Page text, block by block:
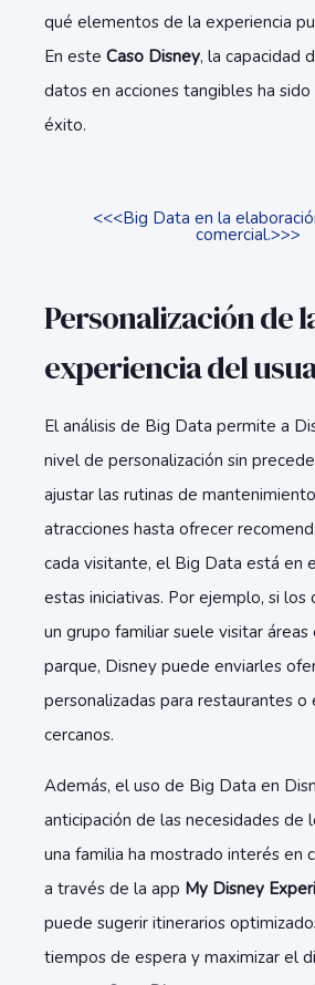
qué elementos de la experiencia
En este Caso Disney, la capacidad
datos en acciones tangibles ha sido
éxito.
<<<Big Data en la
comercial.>>>
Personalización de
experiencia del
El análisis de Big Data permite a
nivel de personalización sin
ajustar las rutinas de
atracciones hasta ofrecer
cada visitante, el Big Data está en
estas iniciativas. Por ejemplo, si los
un grupo familiar suele visitar
parque, Disney puede enviarles
personalizadas para restaurantes o
cercanos.
Además, el uso de Big Data en
anticipación de las necesidades de
una familia ha mostrado interés en
a través de la app My Disney
puede sugerir itinerarios
tiempos de espera y maximizar el